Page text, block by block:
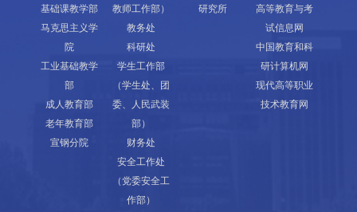
基础课教学部
马克思主义学
院
工业基础教学
部
成人教育部
老年教育部
宣钢分院
教师工作部）
教务处
科研处
学生工作部
（学生处、团
委、人民武装
部）
财务处
安全工作处
（党委安全工
作部）
研究所
高等教育与考
试信息网
中国教育和科
研计算机网
现代高等职业
技术教育网